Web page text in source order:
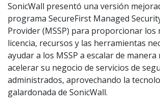
SonicWall presentó una versión
programa SecureFirst Managed
Provider (MSSP) para proporcionar los
licencia, recursos y las herramientas
ayudar a los MSSP a escalar de
acelerar su negocio de servicios de
administrados, aprovechando la
galardonada de SonicWall.